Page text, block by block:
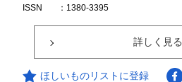
ISSN
：1380-3395
詳しく見る
ほしいものリストに登録